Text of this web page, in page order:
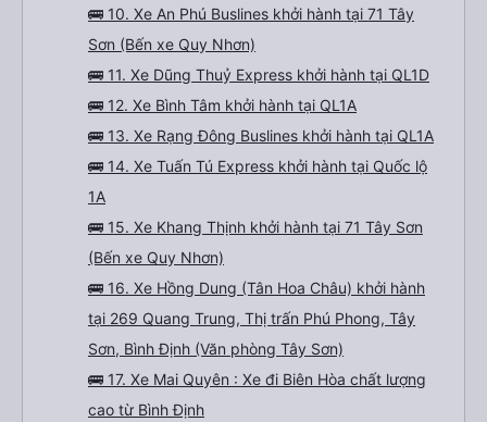
🚌 10. Xe An Phú Buslines khởi hành tại 71 Tây
Sơn (Bến xe Quy Nhơn)
🚌 11. Xe Dũng Thuỷ Express khởi hành tại QL1D
🚌 12. Xe Bình Tâm khởi hành tại QL1A
🚌 13. Xe Rạng Đông Buslines khởi hành tại QL1A
🚌 14. Xe Tuấn Tú Express khởi hành tại Quốc lộ
1A
🚌 15. Xe Khang Thịnh khởi hành tại 71 Tây Sơn
(Bến xe Quy Nhơn)
🚌 16. Xe Hồng Dung (Tân Hoa Châu) khởi hành
tại 269 Quang Trung, Thị trấn Phú Phong, Tây
Sơn, Bình Định (Văn phòng Tây Sơn)
🚌 17. Xe Mai Quyên : Xe đi Biên Hòa chất lượng
cao từ Bình Định